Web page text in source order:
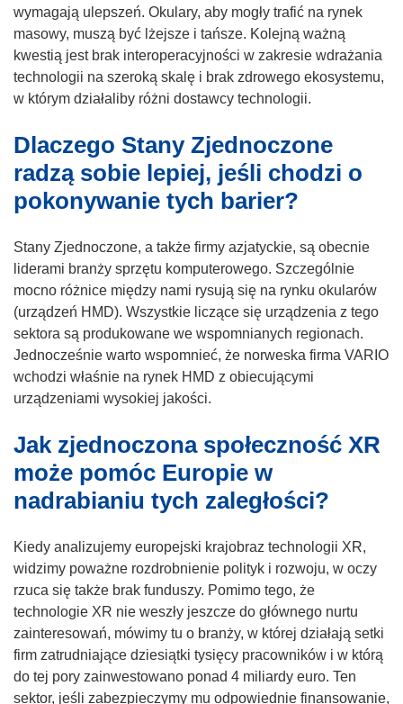
wymagają ulepszeń. Okulary, aby mogły trafić na rynek
masowy, muszą być lżejsze i tańsze. Kolejną ważną
kwestią jest brak interoperacyjności w zakresie wdrażania
technologii na szeroką skalę i brak zdrowego ekosystemu,
w którym działaliby różni dostawcy technologii.
Dlaczego Stany Zjednoczone
radzą sobie lepiej, jeśli chodzi o
pokonywanie tych barier?
Stany Zjednoczone, a także firmy azjatyckie, są obecnie
liderami branży sprzętu komputerowego. Szczególnie
mocno różnice między nami rysują się na rynku okularów
(urządzeń HMD). Wszystkie liczące się urządzenia z tego
sektora są produkowane we wspomnianych regionach.
Jednocześnie warto wspomnieć, że norweska firma VARIO
wchodzi właśnie na rynek HMD z obiecującymi
urządzeniami wysokiej jakości.
Jak zjednoczona społeczność XR
może pomóc Europie w
nadrabianiu tych zaległości?
Kiedy analizujemy europejski krajobraz technologii XR,
widzimy poważne rozdrobnienie polityk i rozwoju, w oczy
rzuca się także brak funduszy. Pomimo tego, że
technologie XR nie weszły jeszcze do głównego nurtu
zainteresowań, mówimy tu o branży, w której działają setki
firm zatrudniające dziesiątki tysięcy pracowników i w którą
do tej pory zainwestowano ponad 4 miliardy euro. Ten
sektor, jeśli zabezpieczymy mu odpowiednie finansowanie,